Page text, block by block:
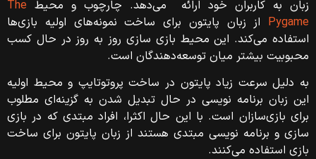
زبان به کاربران خود ارائه می‌دهد. چارچوب و محیط The
Pygameاز زبان پایتون برای ساخت نمونه‌های اولیه بازی‌ها
استفاده می‌کند. این محیط بازی سازی روز به روز در حال کسب
محبوبیت بیشتر میان توسعه‌دهندگان است.
به دلیل سرعت زیاد پایتون در ساخت پروتوتایپ و محیط اولیه
این زبان برنامه نویسی در حال تبدیل شدن به گزینه‌ای مطلوب
برای بازی‌سازان است. با این حال اکثرا، افراد مبتدی که در بازی
سازی و برنامه نویسی مبتدی هستند از زبان پایتون برای ساخت
بازی استفاده می‌کنند.